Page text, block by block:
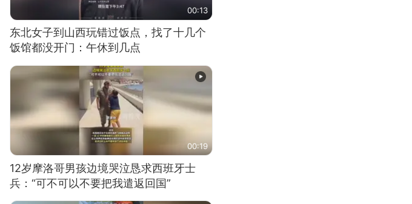
00:13
东北女子到山西玩错过饭点，找了十几个
饭馆都没开门：午休到几点
00:19
12岁摩洛哥男孩边境哭泣恳求西班牙士
兵：“可不可以不要把我遣返回国”